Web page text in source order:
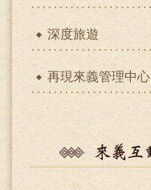
深度旅遊
再現來義管理中心